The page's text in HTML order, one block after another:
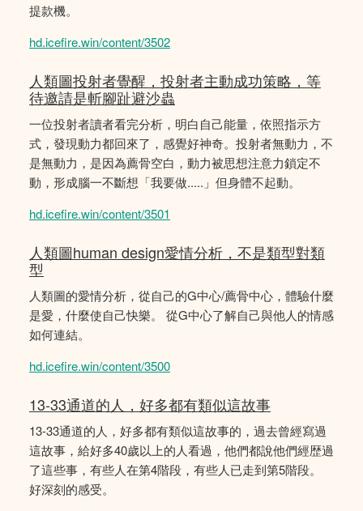
提款機。
hd.icefire.win/content/3502
人類圖投射者覺醒，投射者主動成功策略，等
待邀請是斬腳趾避沙蟲
一位投射者讀者看完分析，明白自己能量，依照指示方
式，發現動力都回來了，感覺好神奇。投射者無動力，不
是無動力，是因為薦骨空白，動力被思想注意力鎖定不
動，形成腦一不斷想「我要做.....」但身體不起動。
hd.icefire.win/content/3501
人類圖human design愛情分析，不是類型對類
型
人類圖的愛情分析，從自己的G中心/薦骨中心，體驗什麼
是愛，什麼使自己快樂。 從G中心了解自己與他人的情感
如何連結。
hd.icefire.win/content/3500
13-33通道的人，好多都有類似這故事
13-33通道的人，好多都有類似這故事的，過去曾經寫過
這故事，給好多40歲以上的人看過，他們都說他們經歴過
了這些事，有些人在第4階段，有些人已走到第5階段。
好深刻的感受。